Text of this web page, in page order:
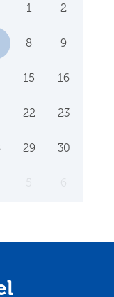
1 2
8 9
15 16
22 23
29 30